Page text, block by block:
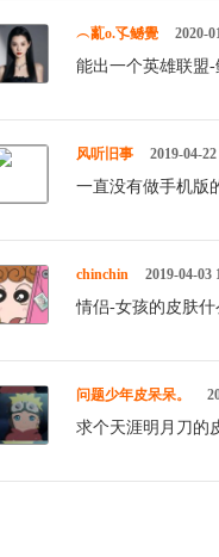
︵薍o.孓鳡覺 2020-
能出一个英雄联盟
风听旧事 2019-04-
一直没有做手机版
chinchin 2019-04-03
情侣-女孩的皮肤
问题少年皮呆呆。
求个天涯明月刀的